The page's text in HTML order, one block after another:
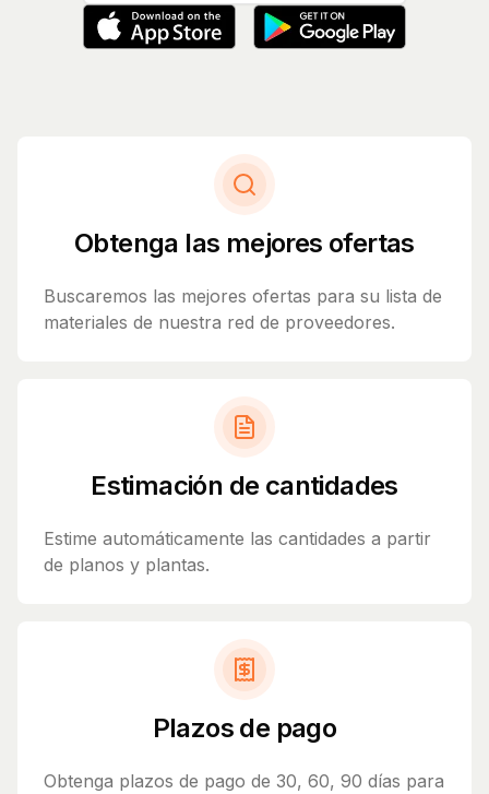
Obtenga las mejores ofertas
Buscaremos las mejores ofertas para su lista de
materiales de nuestra red de proveedores.
Estimación de cantidades
Estime automáticamente las cantidades a partir
de planos y plantas.
Plazos de pago
Obtenga plazos de pago de 30, 60, 90 días para